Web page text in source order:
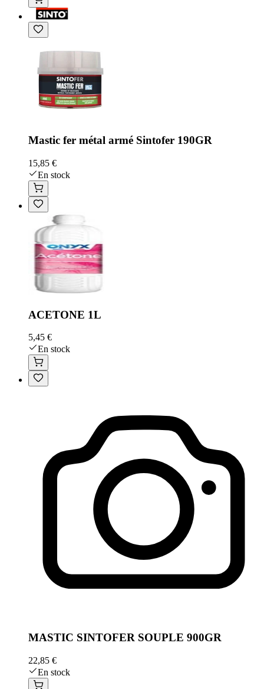
Mastic fer métal armé Sintofer 190GR
15,85 €
En stock
ACETONE 1L
5,45 €
En stock
MASTIC SINTOFER SOUPLE 900GR
22,85 €
En stock